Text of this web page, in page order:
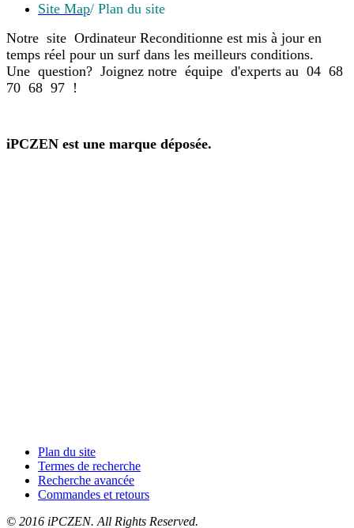
Site Map/ Plan du site
Notre site Ordinateur Reconditionne est mis à jour en
temps réel pour un surf dans les meilleurs conditions.
Une question? Joignez notre équipe d'experts au 04 68
70 68 97 !
iPCZEN est une marque déposée.
Plan du site
Termes de recherche
Recherche avancée
Commandes et retours
© 2016 iPCZEN. All Rights Reserved.